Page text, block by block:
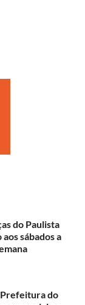
do Paulista
sábados a
do